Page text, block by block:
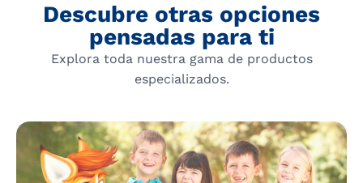
Descubre otras opciones
pensadas para ti
Explora toda nuestra gama de productos
especializados.